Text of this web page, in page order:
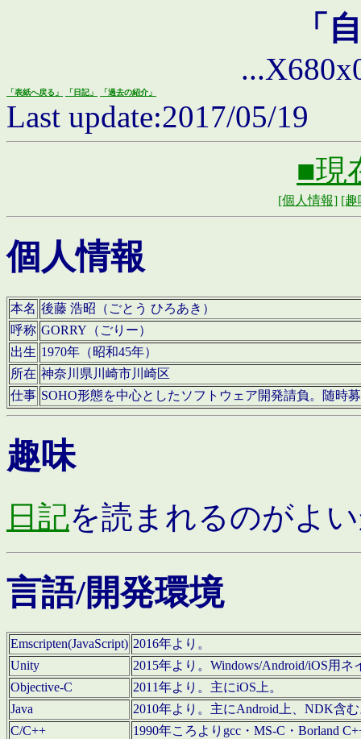
「
「表紙へ戻る」 「日記」 「過去の紹介」
Last update:2017/05/19
■現
[個人情報] [趣
個人情報
本名 後藤 浩昭（ごとう ひろあき）
呼称 GORRY（ごりー）
出生 1970年（昭和45年）
所在 神奈川県川崎市川崎区
仕事 SOHO形態を中心としたソフトウェア開発請負。随時
趣味
日記を読まれるのがよ
言語/開発環境
Emscripten(JavaScript) 2016年より。
Unity
2015年より。Windows/Android/iOS用
Objective-C
2011年より。主にiOS上。
Java
2010年より。主にAndroid上、NDK含
C/C++
1990年ころよりgcc・MS-C・Borland